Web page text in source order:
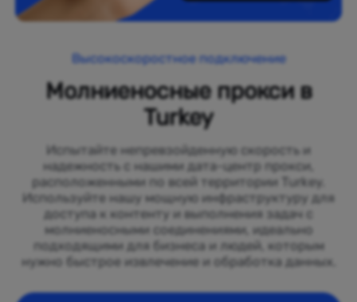
Высокоскоростное подключение
Молниеносные прокси в
Turkey
Испытайте непревзойденную скорость и
надежность с нашими дата-центр прокси,
расположенными по всей территории Turkey.
Используйте нашу мощную инфраструктуру для
доступа к контенту и выполнения задач с
молниеносными соединениями, идеально
подходящими для бизнеса и людей, которым
нужно быстрое извлечение и обработка данных.